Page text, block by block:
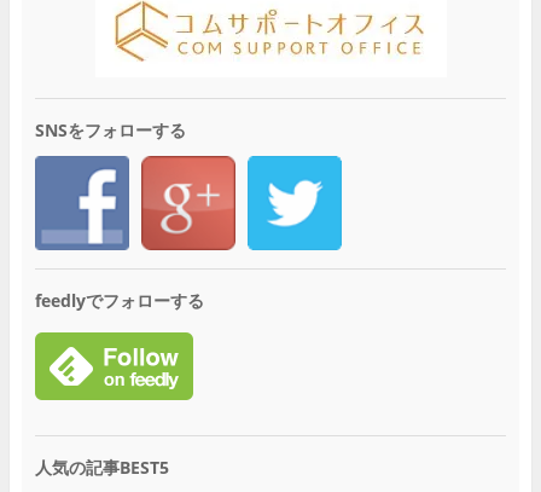
SNSをフォローする
feedlyでフォローする
人気の記事BEST5